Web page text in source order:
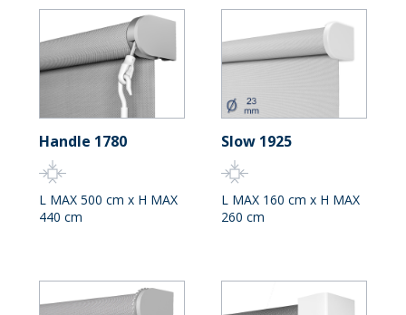
Handle 1780
L MAX 500 cm x H MAX
440 cm
Slow 1925
L MAX 160 cm x H MAX
260 cm